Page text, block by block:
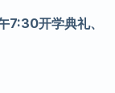
7:30开学典礼、